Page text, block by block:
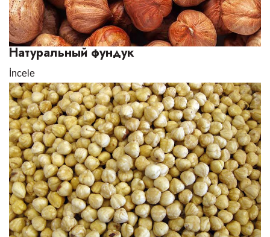
Натуральный фундук
İncele